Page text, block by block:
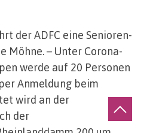
der ADFC eine Senioren-
Möhne. – Unter Corona-
werde auf 20 Personen
Anmeldung beim
wird an der
der